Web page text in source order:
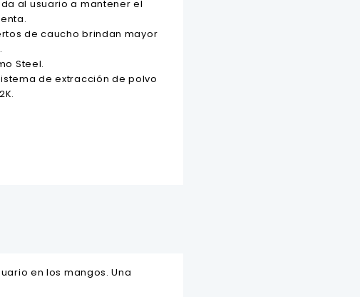
al usuario a mantener el
de caucho brindan mayor
Steel.
de extracción de polvo
en los mangos. Una